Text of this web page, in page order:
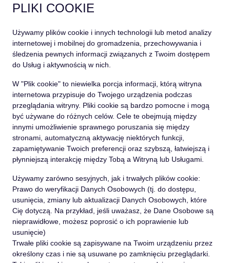
PLIKI COOKIE
Używamy plików cookie i innych technologii lub metod analizy
internetowej i mobilnej do gromadzenia, przechowywania i
śledzenia pewnych informacji związanych z Twoim dostępem
do Usług i aktywnością w nich.
W "Plik cookie" to niewielka porcja informacji, którą witryna
internetowa przypisuje do Twojego urządzenia podczas
przeglądania witryny. Pliki cookie są bardzo pomocne i mogą
być używane do różnych celów. Cele te obejmują między
innymi umożliwienie sprawnego poruszania się między
stronami, automatyczną aktywację niektórych funkcji,
zapamiętywanie Twoich preferencji oraz szybszą, łatwiejszą i
płynniejszą interakcję między Tobą a Witryną lub Usługami.
Używamy zarówno sesyjnych, jak i trwałych plików cookie:
Prawo do weryfikacji Danych Osobowych (tj. do dostępu,
usunięcia, zmiany lub aktualizacji Danych Osobowych, które
Cię dotyczą. Na przykład, jeśli uważasz, że Dane Osobowe są
nieprawidłowe, możesz poprosić o ich poprawienie lub
usunięcie)
Trwałe pliki cookie są zapisywane na Twoim urządzeniu przez
określony czas i nie są usuwane po zamknięciu przeglądarki.